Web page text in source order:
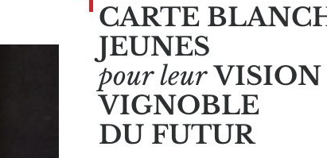
CARTE
JEUNES
pour leur
VIGNOBLE
DU FUTUR